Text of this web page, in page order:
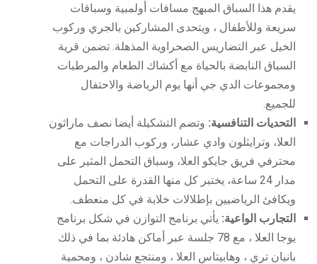
يقدم هذا السباق المبهج مسافات أولمبية وسباقات
سريعة وللأطفال ، ويتحدى المشاركين بالجري وركوب
الخيل عبر التضاريس الصحراوية المذهلة. تضمن قرية
السباق النابضة بالحياة مع أكشاك الطعام والمرطبات
ومجموعات الدي جي أنها يوم الرياضة والاحتفال
للجميع.
التحديات التنافسية: وتضم التشكيلة أيضا نصف ماراثون
العلا، وترايثلون وادي عشار، وركوب الدراجات مع
محترفي فريق جايكو العلا، وسباق التحمل المثير على
مدار 24 ساعة، يختبر كل منها القدرة على التحمل
ويكافئ الرياضيين بإطلالات خلابة في كل منعطف.
التجارب الواعية: يأتي برنامج التوازن في شكل برنامج
يوجا العلا ، مع 78 جلسة عبر أماكن هادئة بما في ذلك
بانيان تري ، وهابيتاس العلا ، ومنتجع شادن ، ومحمية